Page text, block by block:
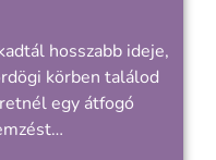
hosszabb ideje,
körben találod
egy átfogó